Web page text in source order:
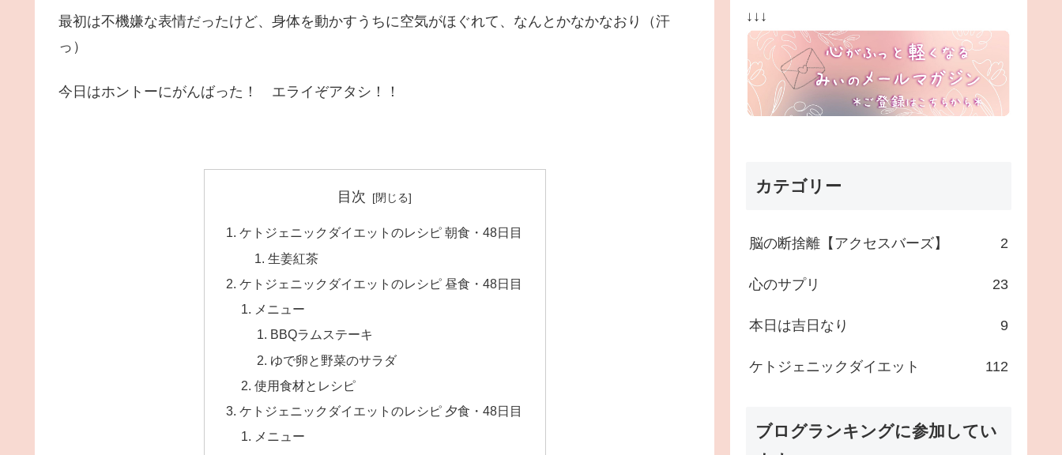
最初は不機嫌な表情だったけど、身体を動かすうちに空気がほぐれて、なんとかなかなおり（汗
っ）
今日はホントーにがんばった！ エライぞアタシ！！
目次
ケトジェニックダイエットのレシピ 朝食・48日目
生姜紅茶
ケトジェニックダイエットのレシピ 昼食・48日目
メニュー
BBQラムステーキ
ゆで卵と野菜のサラダ
使用食材とレシピ
ケトジェニックダイエットのレシピ 夕食・48日目
メニュー
↓↓↓
カテゴリー
脳の断捨離【アクセスバーズ】 2
心のサプリ 23
本日は吉日なり 9
ケトジェニックダイエット 112
ブログランキングに参加してい